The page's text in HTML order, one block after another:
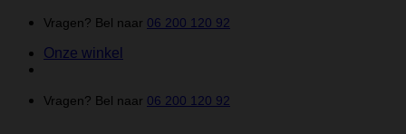
inhoud
Vragen? Bel naar 06 200 120 92
Onze winkel
Vragen? Bel naar 06 200 120 92